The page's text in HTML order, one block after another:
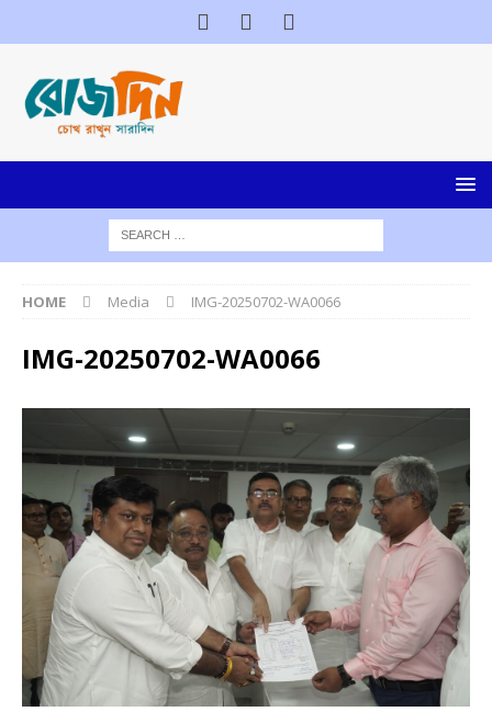
HOME Media IMG-20250702-WA0066
IMG-20250702-WA0066